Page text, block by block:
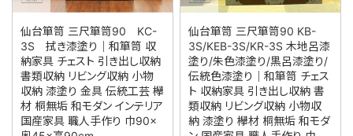
仙台箪笥 三尺箪笥90 KC-
3S 拭き漆塗り｜和箪笥 収
納家具 チェスト 引き出し収納
書類収納 リビング収納 小物
収納 漆塗り 金具 伝統工芸 欅
材 桐無垢 和モダン インテリア
国産家具 職人手作り 巾90×
仙台箪笥 三尺箪笥90 KB-
3S/KEB-3S/KR-3S 木地呂漆
塗り/朱色漆塗り/黒呂漆塗り/
伝統色漆塗り｜和箪笥 チェス
ト 収納家具 引き出し収納 書
類収納 リビング収納 小物収
納 漆塗り 欅材 桐無垢 和モダ